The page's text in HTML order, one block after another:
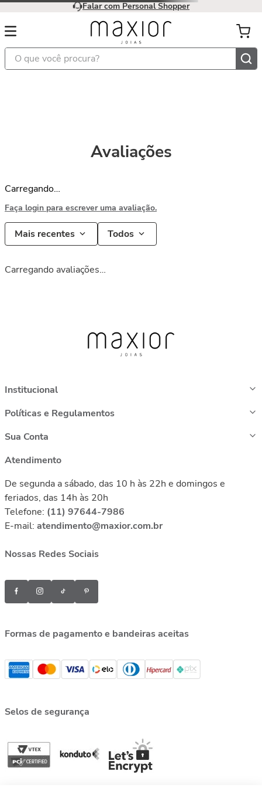
Falar com Personal Shopper
O que você procura?
Avaliações
Carregando…
Faça login para escrever uma avaliação.
Mais recentes Todos
Carregando avaliações…
Institucional
Políticas e Regulamentos
Sua Conta
Atendimento
De segunda a sábado, das 10 h às 22h e domingos e
feriados, das 14h às 20h
Telefone: (11) 97644-7986
E-mail: atendimento@maxior.com.br
Nossas Redes Sociais
Formas de pagamento e bandeiras aceitas
Selos de segurança